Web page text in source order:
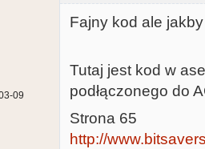
09
Fajny kod ale
Tutaj jest kod w
podłączonego do
Strona 65
http://